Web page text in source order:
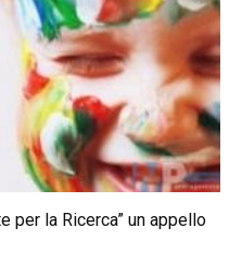
per la Ricerca” un appello